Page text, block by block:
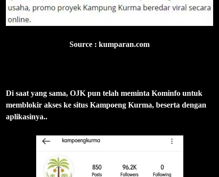
Source : kumparan.com
Di saat yang sama, OJK pun telah meminta Kominfo untuk
memblokir akses ke situs Kampoeng Kurma, beserta dengan
aplikasinya..